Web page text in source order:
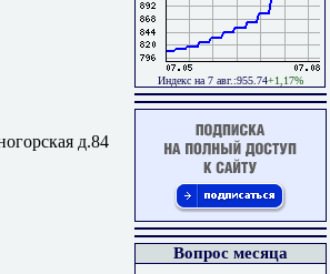
д.84
Индекс на 7 авг.:955.74+1,17%
Вопрос месяца